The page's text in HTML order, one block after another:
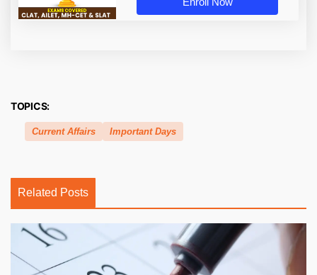
TOPICS:
Current Affairs Important Days
Related Posts